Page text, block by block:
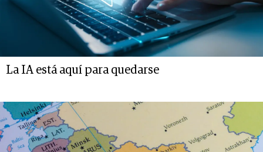
La IA está aquí para quedarse